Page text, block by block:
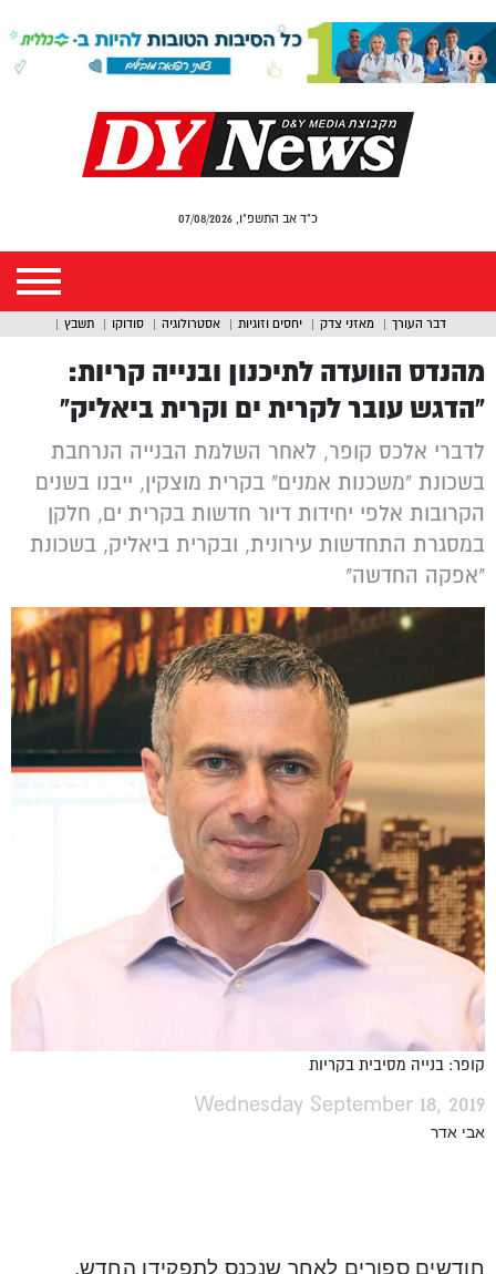
כ"ד אב התשפ"ו, 07/08/2026
דבר העורך מאזני צדק יחסים וזוגיות אסטרולוגיה סודוקו תשבץ
מהנדס הוועדה לתיכנון ובנייה קריות:
“הדגש עובר לקרית ים וקרית ביאליק”
לדברי אלכס קופר, לאחר השלמת הבנייה הנרחבת
בשכונת "משכנות אמנים" בקרית מוצקין, ייבנו בשנים
הקרובות אלפי יחידות דיור חדשות בקרית ים, חלקן
במסגרת התחדשות עירונית, ובקרית ביאליק, בשכונת
"אפקה החדשה"
קופר: בנייה מסיבית בקריות
Wednesday September 18, 2019
אבי אדר
חודשים ספורים לאחר שנכנס לתפקידו החדש,